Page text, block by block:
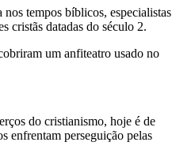
tempos bíblicos, especialistas
cristãs datadas do século 2.
um anfiteatro usado no
do cristianismo, hoje é de
enfrentam perseguição pelas